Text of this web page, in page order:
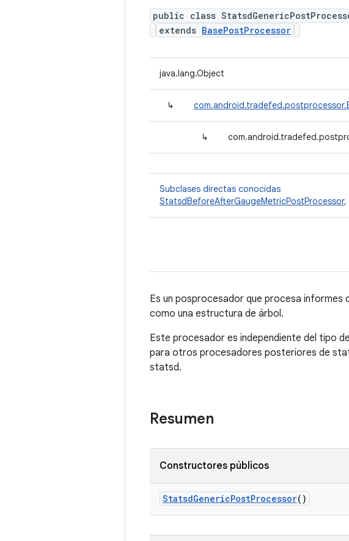
public class
extends BasePostProcessor
java.lang.Object
↳
↳
Subclases directas conocidas
StatsdBeforeAfterGaugeMetricPostProcessor,
Es un posprocesador que procesa
como una estructura de árbol.
Este procesador es independiente del tipo
para otros procesadores posteriores de
statsd.
Resumen
Constructores públicos
StatsdGenericPostProcessor()